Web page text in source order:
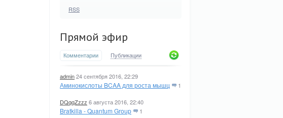
RSS
Прямой эфир
Комментарии Публикации
admin24 сентября 2016, 22:29
Аминокислоты BCAA для роста мышц 1
DQqqZzzz 6 августа 2016, 22:40
Bratkilla - Quantum Group 1